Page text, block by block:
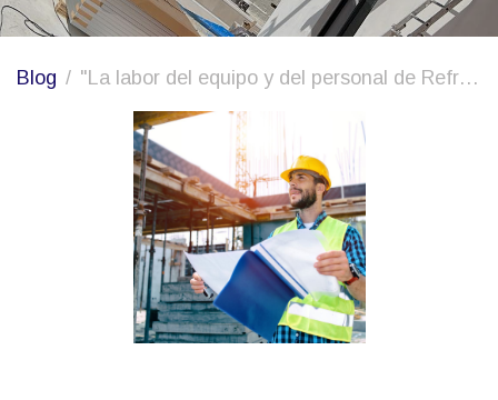
Blog "La labor del equipo y del personal de Refripeca SL".